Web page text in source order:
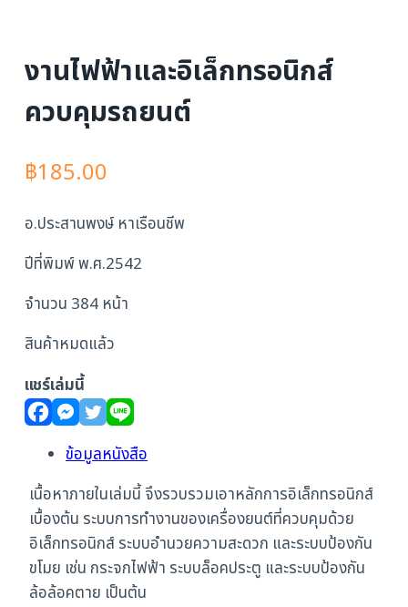
งานไฟฟ้าและอิเล็กทรอนิกส์
ควบคุมรถยนต์
฿185.00
อ.ประสานพงษ์ หาเรือนชีพ
ปีที่พิมพ์ พ.ศ.2542
จำนวน 384 หน้า
สินค้าหมดแล้ว
แชร์เล่มนี้
ข้อมูลหนังสือ
เนื้อหาภายในเล่มนี้ จึงรวบรวมเอาหลักการอิเล็กทรอนิกส์
เบื้องต้น ระบบการทำงานของเครื่องยนต์ที่ควบคุมด้วย
อิเล็กทรอนิกส์ ระบบอำนวยความสะดวก และระบบป้องกัน
ขโมย เช่น กระจกไฟฟ้า ระบบล็อคประตู และระบบป้องกัน
ล้อล้อคตาย เป็นต้น